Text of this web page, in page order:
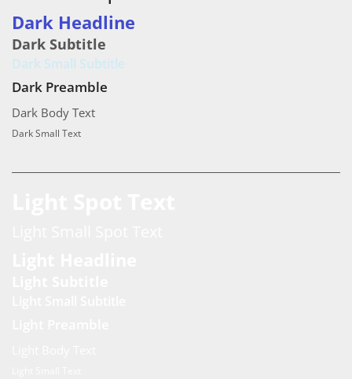
Dark Headline
Dark Subtitle
Dark Small Subtitle
Dark Preamble
Dark Body Text
Dark Small Text